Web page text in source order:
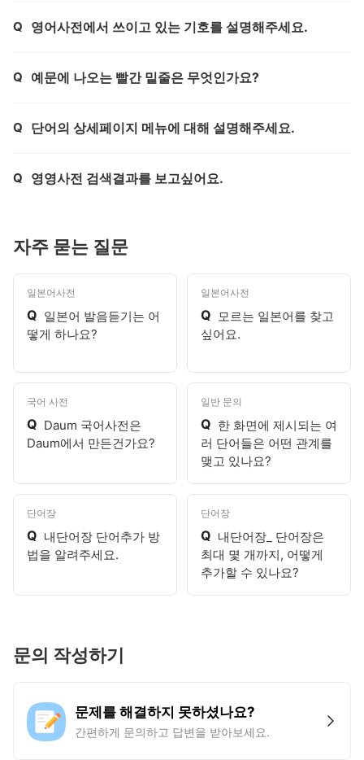
Q 영어사전에서 쓰이고 있는 기호를 설명해주세요.
Q 예문에 나오는 빨간 밑줄은 무엇인가요?
Q 단어의 상세페이지 메뉴에 대해 설명해주세요.
Q 영영사전 검색결과를 보고싶어요.
자주 묻는 질문
일본어사전
Q 일본어 발음듣기는 어
떻게 하나요?
일본어사전
Q 모르는 일본어를 찾고
싶어요.
국어 사전
Q Daum 국어사전은
Daum에서 만든건가요?
일반 문의
Q 한 화면에 제시되는 여
러 단어들은 어떤 관계를
맺고 있나요?
단어장
Q 내단어장 단어추가 방
법을 알려주세요.
단어장
Q 내단어장_ 단어장은
최대 몇 개까지, 어떻게
추가할 수 있나요?
문의 작성하기
문제를 해결하지 못하셨나요?
간편하게 문의하고 답변을 받아보세요.